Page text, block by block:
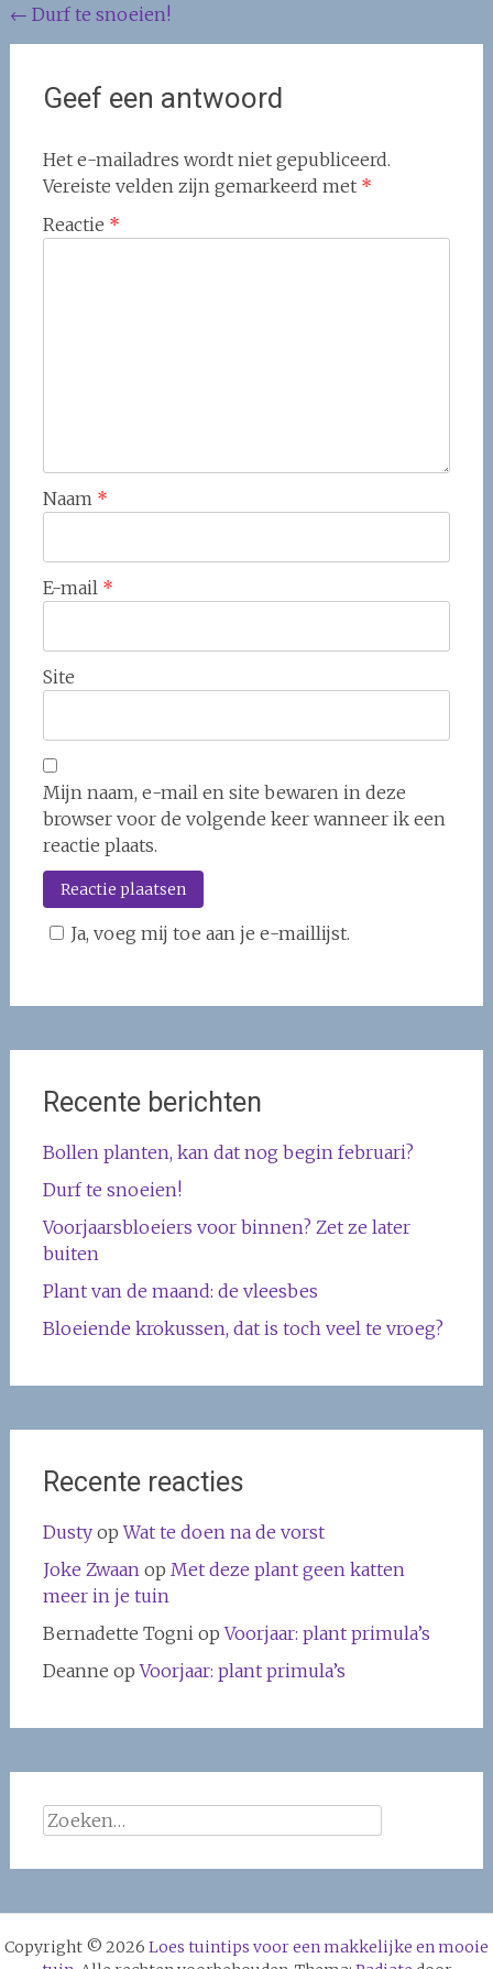
Berichtnavigatie
← Durf te snoeien!
Geef een antwoord
Het e-mailadres wordt niet gepubliceerd.
Vereiste velden zijn gemarkeerd met *
Reactie *
Naam *
E-mail *
Site
Mijn naam, e-mail en site bewaren in deze
browser voor de volgende keer wanneer ik een
reactie plaats.
Ja, voeg mij toe aan je e-maillijst.
Recente berichten
Bollen planten, kan dat nog begin februari?
Durf te snoeien!
Voorjaarsbloeiers voor binnen? Zet ze later
buiten
Plant van de maand: de vleesbes
Bloeiende krokussen, dat is toch veel te vroeg?
Recente reacties
DustyopWat te doen na de vorst
Joke Zwaanop Met deze plant geen katten
meer in je tuin
Bernadette TogniopVoorjaar: plant primula’s
Deanne opVoorjaar: plant primula’s
Zoeken
Copyright © 2026 Loes tuintips voor een makkelijke en mooie